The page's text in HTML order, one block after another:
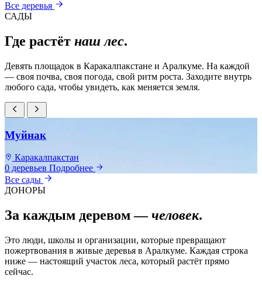
Все деревья
САДЫ
Где растёт наш лес.
Девять площадок в Каракалпакстане и Аралкуме. На каждой
— своя почва, своя погода, свой ритм роста. Заходите внутрь
любого сада, чтобы увидеть, как меняется земля.
Муйнак
Каракалпакстан
0 деревьев Подробнее
Все сады
ДОНОРЫ
За каждым деревом —человек.
Это люди, школы и организации, которые превращают
пожертвования в живые деревья в Аралкуме. Каждая строка
ниже — настоящий участок леса, который растёт прямо
сейчас.